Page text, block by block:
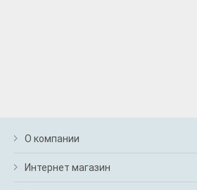
О компании
Интернет магазин